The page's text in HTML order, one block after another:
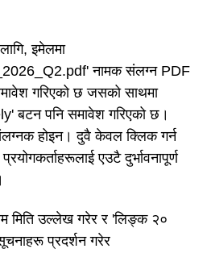
इमेलमा
नामक संलग्न PDF
गरिएको छ जसको साथमा
बटन पनि समावेश गरिएको छ।
होइन। दुवै केवल क्लिक गर्न
एउटै दुर्भावनापूर्ण
मिति उल्लेख गरेर र 'लिङ्क २०
प्रदर्शन गरेर